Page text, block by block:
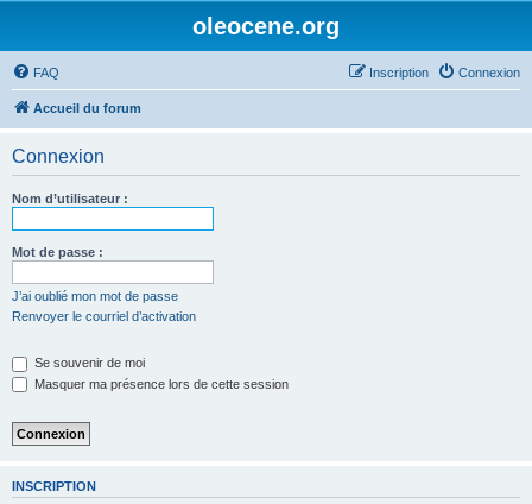
oleocene.org
FAQ Connexion
Inscription
Accueil du forum
Connexion
Nom d’utilisateur :
Mot de passe :
J’ai oublié mon mot de passe
Renvoyer le courriel d’activation
Se souvenir de moi
Masquer ma présence lors de cette session
INSCRIPTION